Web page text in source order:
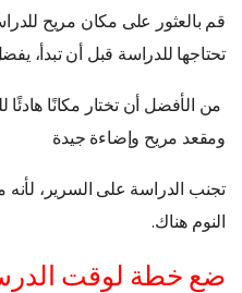
قم بالعثور على مكان مريح
تحتاجها للدراسة قبل أن تبدأ،
من الأفضل أن تختار مكانًا
ومقعد مريح وإضاءة جيدة
تجنب الدراسة على السرير،
النوم هناك.
ضع خطة لوقت